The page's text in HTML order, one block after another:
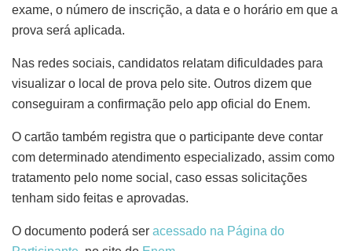
exame, o número de inscrição, a data e o horário em que a
prova será aplicada.
Nas redes sociais, candidatos relatam dificuldades para
visualizar o local de prova pelo site. Outros dizem que
conseguiram a confirmação pelo app oficial do Enem.
O cartão também registra que o participante deve contar
com determinado atendimento especializado, assim como
tratamento pelo nome social, caso essas solicitações
tenham sido feitas e aprovadas.
O documento poderá ser acessado na Página do